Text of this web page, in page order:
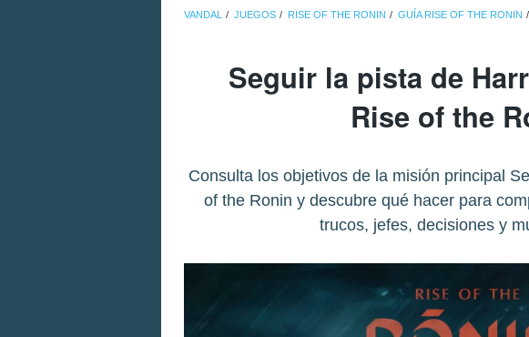
VANDAL JUEGOS RISE OF THE RONIN GUÍA RISE OF THE RONIN
Seguir la pista de
Rise of the
Consulta los objetivos de la misión principal
of the Ronin y descubre qué hacer para
trucos, jefes, decisiones y